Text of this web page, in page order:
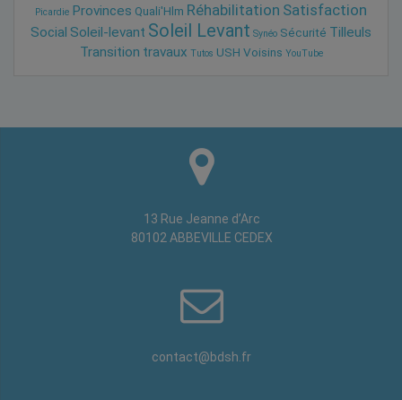
Picardie Provinces Quali'Hlm Réhabilitation Satisfaction
Social Soleil-levant Soleil Levant Synéo Sécurité Tilleuls
Transition travaux Tutos USH Voisins YouTube
13 Rue Jeanne d’Arc
80102 ABBEVILLE CEDEX
contact@bdsh.fr